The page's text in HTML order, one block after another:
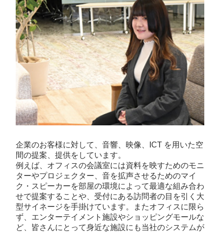
企業のお客様に対して、音響、映像、ICT を用いた空
間の提案、提供をしています。
例えば、オフィスの会議室には資料を映すためのモニ
ターやプロジェクター、音を拡声させるためのマイ
ク・スピーカーを部屋の環境によって最適な組み合わ
せで提案することや、受付にある訪問者の目を引く大
型サイネージを手掛けています。またオフィスに限ら
ず、エンターテイメント施設やショッピングモールな
ど、皆さんにとって身近な施設にも当社のシステムが